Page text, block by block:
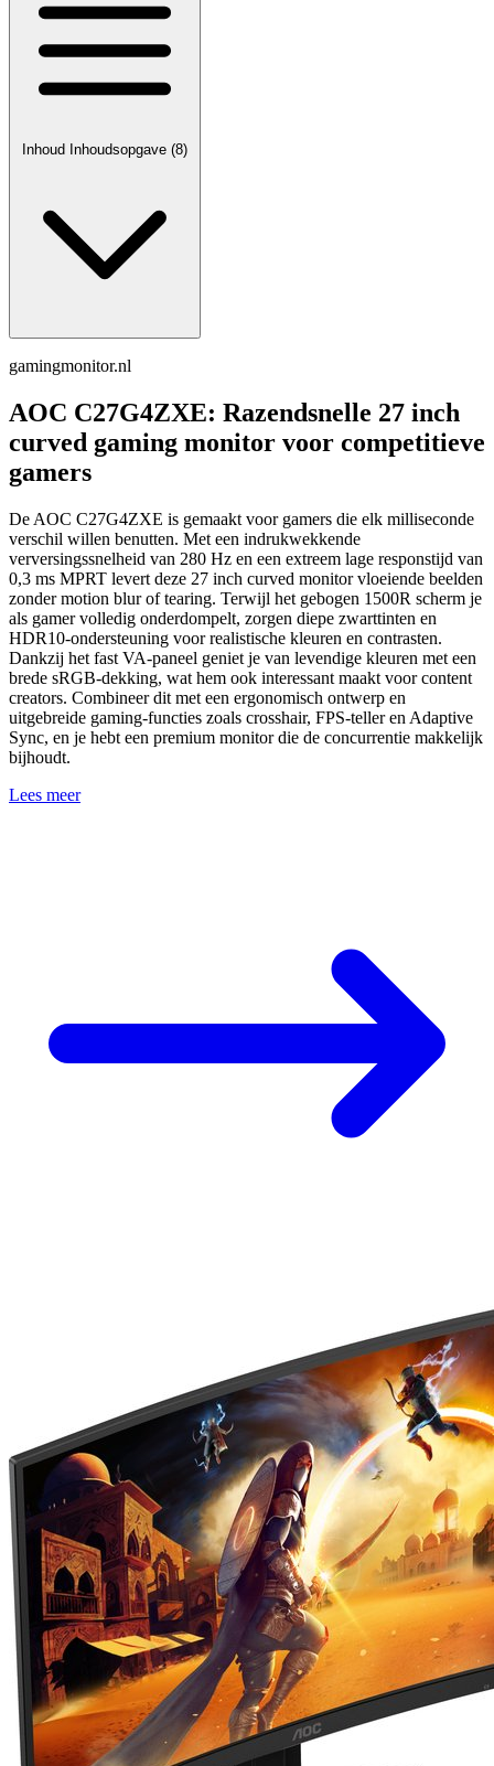
Inhoud Inhoudsopgave (8)
gamingmonitor.nl
AOC C27G4ZXE: Razendsnelle 27 inch
curved gaming monitor voor competitieve
gamers
De AOC C27G4ZXE is gemaakt voor gamers die elk milliseconde
verschil willen benutten. Met een indrukwekkende
verversingssnelheid van 280 Hz en een extreem lage responstijd van
0,3 ms MPRT levert deze 27 inch curved monitor vloeiende beelden
zonder motion blur of tearing. Terwijl het gebogen 1500R scherm je
als gamer volledig onderdompelt, zorgen diepe zwarttinten en
HDR10-ondersteuning voor realistische kleuren en contrasten.
Dankzij het fast VA-paneel geniet je van levendige kleuren met een
brede sRGB-dekking, wat hem ook interessant maakt voor content
creators. Combineer dit met een ergonomisch ontwerp en
uitgebreide gaming-functies zoals crosshair, FPS-teller en Adaptive
Sync, en je hebt een premium monitor die de concurrentie makkelijk
bijhoudt.
Lees meer